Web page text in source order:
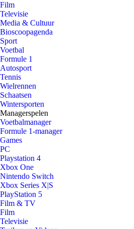
Film
Televisie
Media & Cultuur
Bioscoopagenda
Sport
Voetbal
Formule 1
Autosport
Tennis
Wielrennen
Schaatsen
Wintersporten
Managerspelen
Voetbalmanager
Formule 1-manager
Games
PC
Playstation 4
Xbox One
Nintendo Switch
Xbox Series X|S
PlayStation 5
Film & TV
Film
Televisie